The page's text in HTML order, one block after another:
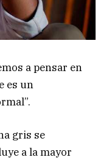
a pensar en
es un
gris se
a la mayor